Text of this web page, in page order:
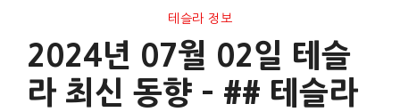
테슬라 정보
2024년 07월 02일 테슬
라 최신 동향 – ## 테슬라